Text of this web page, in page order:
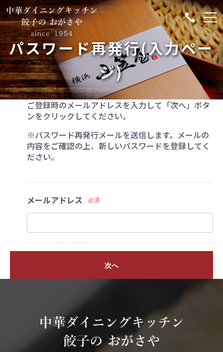
パスワード再発行(入力ペー
ジ)
ご登録時のメールアドレスを入力して「次へ」ボタ
ンをクリックしてください。
※パスワード再発行メールを送信します。メールの
内容をご確認の上、新しいパスワードを登録してく
ださい。
メールアドレス 必須
次へ